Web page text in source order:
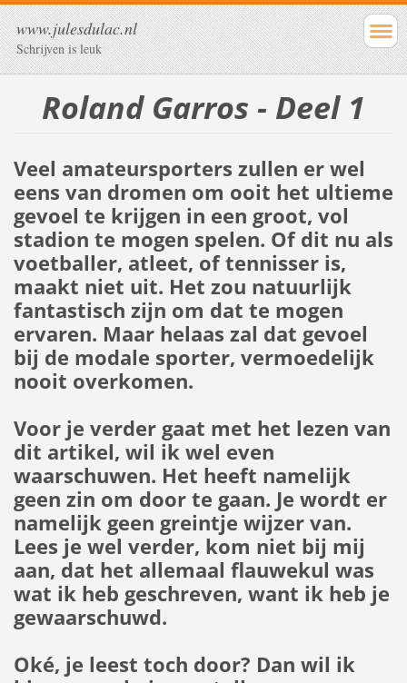
www.julesdulac.nl
Schrijven is leuk
Roland Garros - Deel 1
Veel amateursporters zullen er wel
eens van dromen om ooit het ultieme
gevoel te krijgen in een groot, vol
stadion te mogen spelen. Of dit nu als
voetballer, atleet, of tennisser is,
maakt niet uit. Het zou natuurlijk
fantastisch zijn om dat te mogen
ervaren. Maar helaas zal dat gevoel
bij de modale sporter, vermoedelijk
nooit overkomen.
Voor je verder gaat met het lezen van
dit artikel, wil ik wel even
waarschuwen. Het heeft namelijk
geen zin om door te gaan. Je wordt er
namelijk geen greintje wijzer van.
Lees je wel verder, kom niet bij mij
aan, dat het allemaal flauwekul was
wat ik heb geschreven, want ik heb je
gewaarschuwd.
Oké, je leest toch door? Dan wil ik